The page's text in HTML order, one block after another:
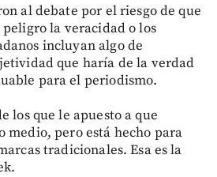
al debate por el riesgo de que
la veracidad o los
incluyan algo de
que haría de la verdad
para el periodismo.
los que le apuesto a que
medio, pero está hecho para
tradicionales. Esa es la